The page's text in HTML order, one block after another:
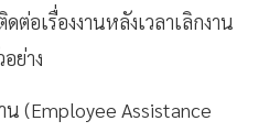
อเรื่องงานหลังเวลาเลิกงาน
ย่าง
(Employee Assistance